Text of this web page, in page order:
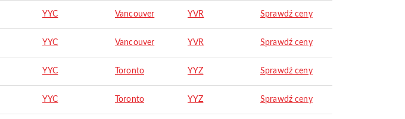
YYC Vancouver YVR Sprawdź ceny
YYC Vancouver YVR Sprawdź ceny
YYC Toronto YYZ Sprawdź ceny
YYC Toronto YYZ Sprawdź ceny